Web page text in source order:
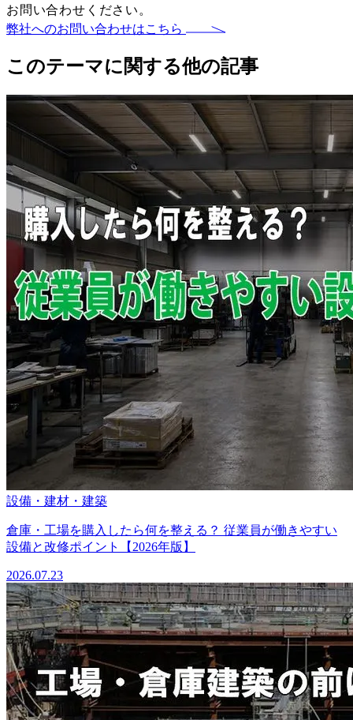
お問い合わせください。
弊社へのお問い合わせはこちら
このテーマに関する他の記事
設備・建材・建築
倉庫・工場を購入したら何を整える？ 従業員が働きやすい
設備と改修ポイント【2026年版】
2026.07.23